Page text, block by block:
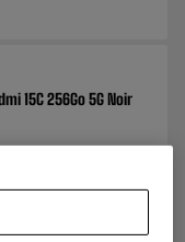
15C 256Go 5G Noir